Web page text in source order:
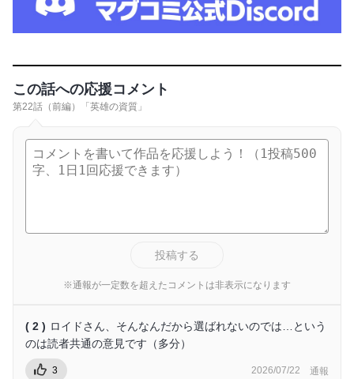
この話への応援コメント
第22話（前編）「英雄の資質」
投稿する
※通報が一定数を超えたコメントは非表示になります
( 2 ) ロイドさん、そんなんだから選ばれないのでは…という
のは読者共通の意見です（多分）
3 2026/07/22 通報